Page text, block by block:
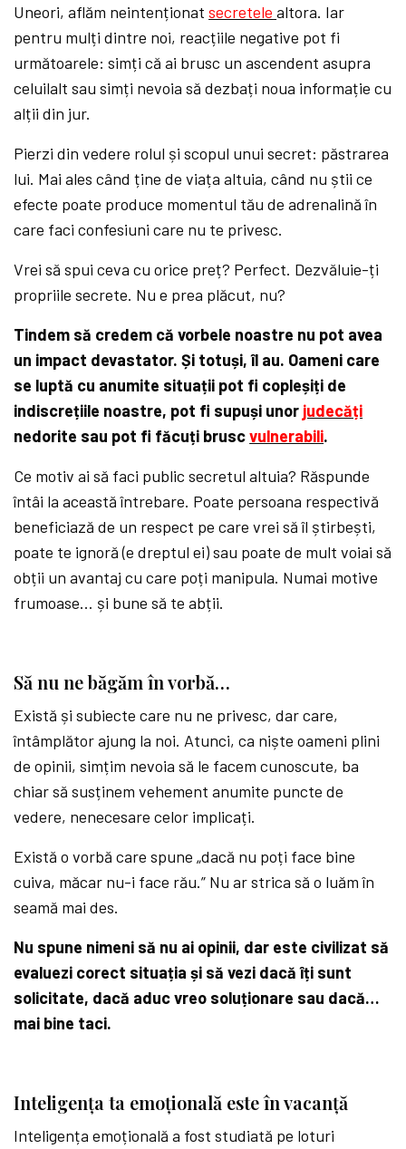
Uneori, aflăm neintenționatsecretele altora. Iar
pentru mulți dintre noi, reacțiile negative pot fi
următoarele: simți că ai brusc un ascendent asupra
celuilalt sau simți nevoia să dezbați noua informație cu
alții din jur.
Pierzi din vedere rolul și scopul unui secret: păstrarea
lui. Mai ales când ține de viața altuia, când nu știi ce
efecte poate produce momentul tău de adrenalină în
care faci confesiuni care nu te privesc.
Vrei să spui ceva cu orice preț? Perfect. Dezvăluie-ți
propriile secrete. Nu e prea plăcut, nu?
Tindem să credem că vorbele noastre nu pot avea
un impact devastator. Și totuși, îl au. Oameni care
se luptă cu anumite situații pot fi copleșiți de
indiscrețiile noastre, pot fi supuși unor judecăți
nedorite sau pot fi făcuți bruscvulnerabili.
Ce motiv ai să faci public secretul altuia? Răspunde
întâi la această întrebare. Poate persoana respectivă
beneficiază de un respect pe care vrei să îl știrbești,
poate te ignoră (e dreptul ei) sau poate de mult voiai să
obții un avantaj cu care poți manipula. Numai motive
frumoase… și bune să te abții.
Să nu ne băgăm în vorbă…
Există și subiecte care nu ne privesc, dar care,
întâmplător ajung la noi. Atunci, ca niște oameni plini
de opinii, simțim nevoia să le facem cunoscute, ba
chiar să susținem vehement anumite puncte de
vedere, nenecesare celor implicați.
Există o vorbă care spune „dacă nu poți face bine
cuiva, măcar nu-i face rău.” Nu ar strica să o luăm în
seamă mai des.
Nu spune nimeni să nu ai opinii, dar este civilizat să
evaluezi corect situația și să vezi dacă îți sunt
solicitate, dacă aduc vreo soluționare sau dacă…
mai bine taci.
Inteligența ta emoțională este în vacanță
Inteligența emoțională a fost studiată pe loturi